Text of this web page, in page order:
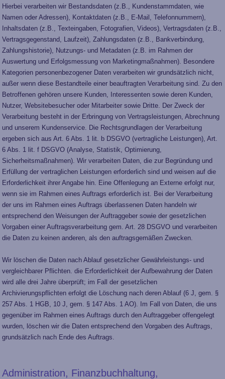
Hierbei verarbeiten wir Bestandsdaten (z.B., Kundenstammdaten, wie
Namen oder Adressen), Kontaktdaten (z.B., E-Mail, Telefonnummern),
Inhaltsdaten (z.B., Texteingaben, Fotografien, Videos), Vertragsdaten (z.B.,
Vertragsgegenstand, Laufzeit), Zahlungsdaten (z.B., Bankverbindung,
Zahlungshistorie), Nutzungs- und Metadaten (z.B. im Rahmen der
Auswertung und Erfolgsmessung von Marketingmaßnahmen). Besondere
Kategorien personenbezogener Daten verarbeiten wir grundsätzlich nicht,
außer wenn diese Bestandteile einer beauftragten Verarbeitung sind. Zu den
Betroffenen gehören unsere Kunden, Interessenten sowie deren Kunden,
Nutzer, Websitebesucher oder Mitarbeiter sowie Dritte. Der Zweck der
Verarbeitung besteht in der Erbringung von Vertragsleistungen, Abrechnung
und unserem Kundenservice. Die Rechtsgrundlagen der Verarbeitung
ergeben sich aus Art. 6 Abs. 1 lit. b DSGVO (vertragliche Leistungen), Art.
6 Abs. 1 lit. f DSGVO (Analyse, Statistik, Optimierung,
Sicherheitsmaßnahmen). Wir verarbeiten Daten, die zur Begründung und
Erfüllung der vertraglichen Leistungen erforderlich sind und weisen auf die
Erforderlichkeit ihrer Angabe hin. Eine Offenlegung an Externe erfolgt nur,
wenn sie im Rahmen eines Auftrags erforderlich ist. Bei der Verarbeitung
der uns im Rahmen eines Auftrags überlassenen Daten handeln wir
entsprechend den Weisungen der Auftraggeber sowie der gesetzlichen
Vorgaben einer Auftragsverarbeitung gem. Art. 28 DSGVO und verarbeiten
die Daten zu keinen anderen, als den auftragsgemäßen Zwecken.
Wir löschen die Daten nach Ablauf gesetzlicher Gewährleistungs- und
vergleichbarer Pflichten. die Erforderlichkeit der Aufbewahrung der Daten
wird alle drei Jahre überprüft; im Fall der gesetzlichen
Archivierungspflichten erfolgt die Löschung nach deren Ablauf (6 J, gem. §
257 Abs. 1 HGB, 10 J, gem. § 147 Abs. 1 AO). Im Fall von Daten, die uns
gegenüber im Rahmen eines Auftrags durch den Auftraggeber offengelegt
wurden, löschen wir die Daten entsprechend den Vorgaben des Auftrags,
grundsätzlich nach Ende des Auftrags.
Administration, Finanzbuchhaltung,